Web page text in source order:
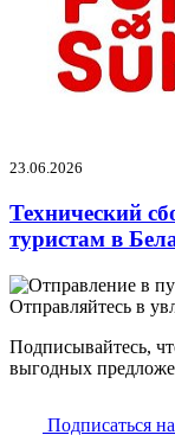
23.06.2026
Технический
туристам в
Отправляйтесь в
Подписывайтесь,
выгодных
Подписаться